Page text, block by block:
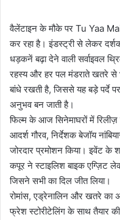
वैलेंटाइन के मौके पर Tu Yaa
कर रहा है। इंडस्ट्री से लेकर
धड़कनें बढ़ा देने वाली सर्वाइवल
रहस्य और हर पल मंडराते खतरे से
बांधे रखती है, जिससे यह बड़े पर्दे
अनुभव बन जाती है।
फिल्म के आज सिनेमाघरों में
आदर्श गौरव, निर्देशक बेजॉय
जोरदार प्रमोशन किया। इवेंट के
कपूर ने स्टाइलिश बाइक एग्ज़िट
जिसने सभी का दिल जीत लिया।
रोमांस, एड्रेनालिन और खतरे का
फ्रेश स्टोरीटेलिंग के साथ तैयार